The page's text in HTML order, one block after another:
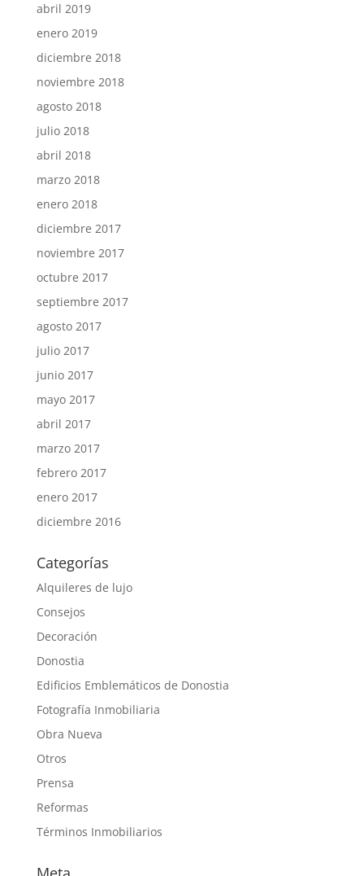
abril 2019
enero 2019
diciembre 2018
noviembre 2018
agosto 2018
julio 2018
abril 2018
marzo 2018
enero 2018
diciembre 2017
noviembre 2017
octubre 2017
septiembre 2017
agosto 2017
julio 2017
junio 2017
mayo 2017
abril 2017
marzo 2017
febrero 2017
enero 2017
diciembre 2016
Categorías
Alquileres de lujo
Consejos
Decoración
Donostia
Edificios Emblemáticos de Donostia
Fotografía Inmobiliaria
Obra Nueva
Otros
Prensa
Reformas
Términos Inmobiliarios